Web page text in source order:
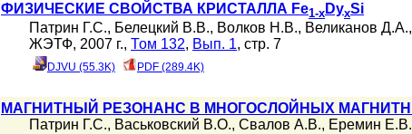
ФИЗИЧЕСКИЕ СВОЙСТВА КРИСТАЛЛА Fe1-x DyxSi
Патрин Г.С., Белецкий В.В., Волков Н.В., Великанов Д.А.,
ЖЭТФ, 2007 г., Том 132, Вып. 1, стр. 7
DJVU (55.3K) PDF (289.4K)
МАГНИТНЫЙ РЕЗОНАНС В МНОГОСЛОЙНЫХ
Патрин Г.С., Васьковский В.О., Свалов А.В., Еремин Е.В.